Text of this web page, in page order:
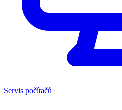
Servis počítačů